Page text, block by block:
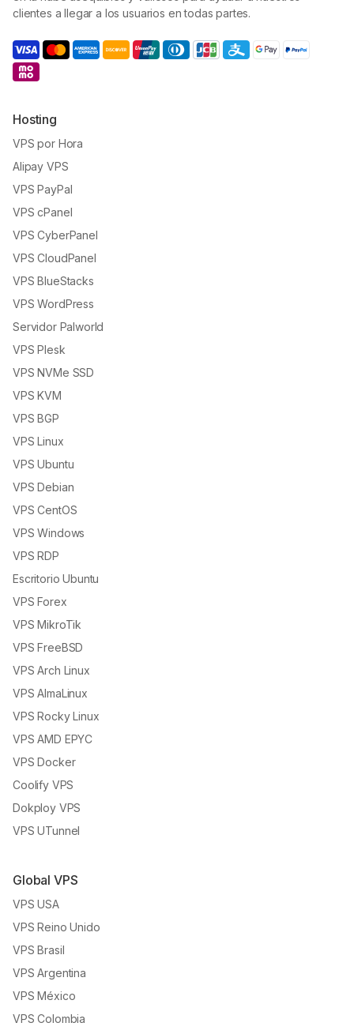
clientes a llegar a los usuarios en todas partes.
Hosting
VPS por Hora
Alipay VPS
VPS PayPal
VPS cPanel
VPS CyberPanel
VPS CloudPanel
VPS BlueStacks
VPS WordPress
Servidor Palworld
VPS Plesk
VPS NVMe SSD
VPS KVM
VPS BGP
VPS Linux
VPS Ubuntu
VPS Debian
VPS CentOS
VPS Windows
VPS RDP
Escritorio Ubuntu
VPS Forex
VPS MikroTik
VPS FreeBSD
VPS Arch Linux
VPS AlmaLinux
VPS Rocky Linux
VPS AMD EPYC
VPS Docker
Coolify VPS
Dokploy VPS
VPS UTunnel
Global VPS
VPS USA
VPS Reino Unido
VPS Brasil
VPS Argentina
VPS México
VPS Colombia